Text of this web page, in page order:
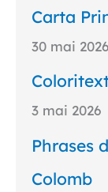
Carta
30 mai 2026
3 mai 2026
Phrases
Colomb